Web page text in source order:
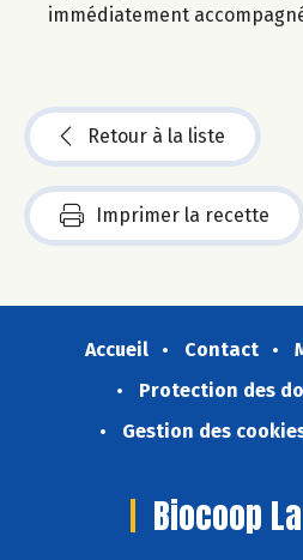
immédiatement
Retour à la liste
Imprimer la recette
Accueil Contact
Protection des
Gestion des
Biocoop